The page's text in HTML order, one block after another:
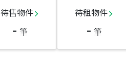
待售物件
- 筆
待租物件
- 筆